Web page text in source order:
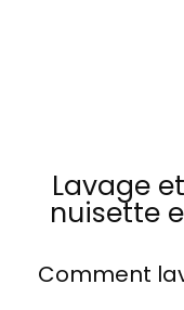
Lavage
nuisette
Comment